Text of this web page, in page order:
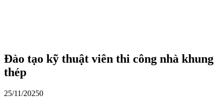
Đào tạo kỹ thuật viên thi công nhà khung
thép
25/11/20250